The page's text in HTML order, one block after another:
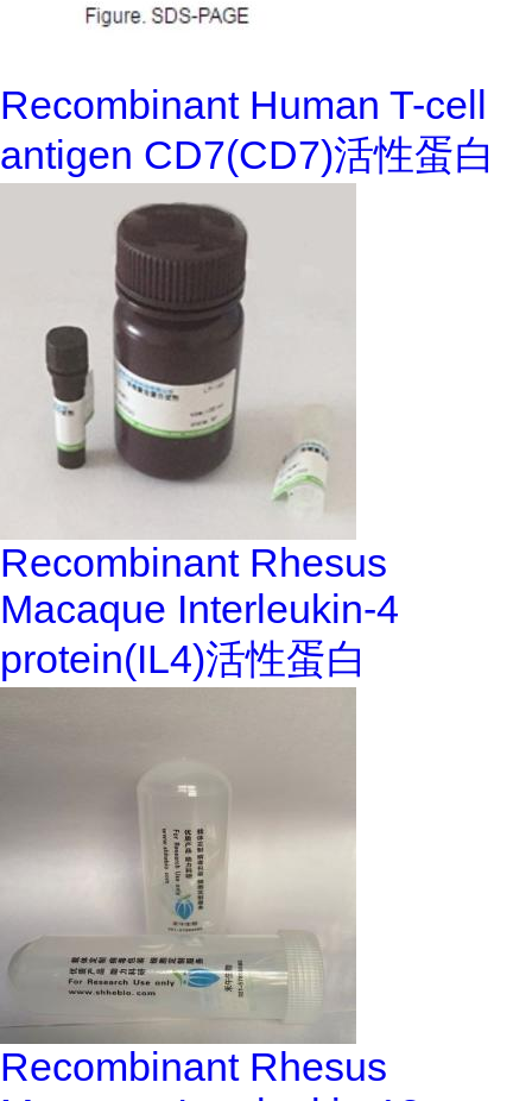
Recombinant Human T-cell
antigen CD7(CD7)活性蛋白
Recombinant Rhesus
Macaque Interleukin-4
protein(IL4)活性蛋白
Recombinant Rhesus